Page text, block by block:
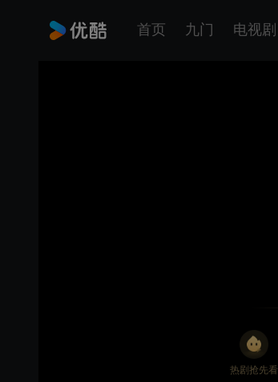
首页 九门 电视剧
热剧抢先看